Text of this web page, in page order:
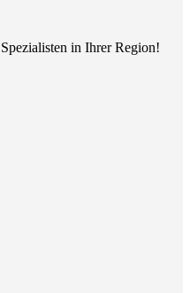
in Ihrer Region!